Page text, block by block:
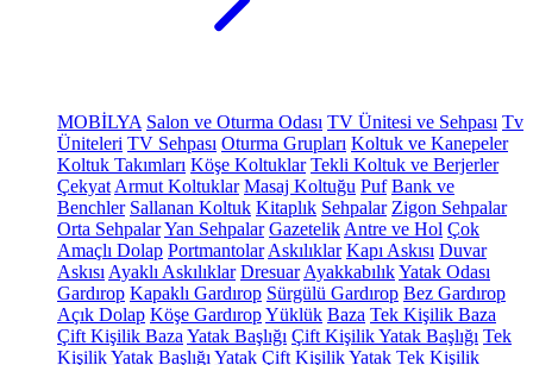
MOBİLYA Salon ve Oturma Odası TV Ünitesi ve Sehpası Tv
Üniteleri TV Sehpası Oturma Grupları Koltuk ve Kanepeler
Koltuk Takımları Köşe Koltuklar Tekli Koltuk ve Berjerler
Çekyat Armut Koltuklar Masaj Koltuğu Puf Bank ve
Benchler Sallanan Koltuk Kitaplık Sehpalar Zigon Sehpalar
Orta SehpalarYan Sehpalar Gazetelik Antre ve Hol Çok
Amaçlı Dolap Portmantolar Askılıklar Kapı Askısı Duvar
Askısı Ayaklı Askılıklar Dresuar AyakkabılıkYatak Odası
Gardırop Kapaklı Gardırop Sürgülü Gardırop Bez Gardırop
Açık Dolap Köşe GardıropYüklük Baza Tek Kişilik Baza
Çift Kişilik Baza Yatak Başlığı Çift Kişilik Yatak Başlığı Tek
Kişilik Yatak Başlığı Yatak Çift Kişilik Yatak Tek Kişilik